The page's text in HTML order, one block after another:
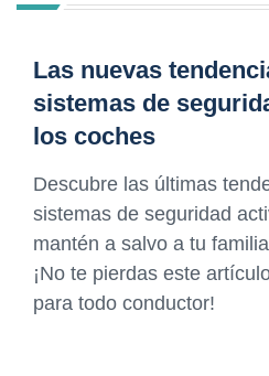
Las nuevas
sistemas de
los coches
Descubre las últimas
sistemas de seguridad
mantén a salvo a tu
¡No te pierdas este
para todo conductor!